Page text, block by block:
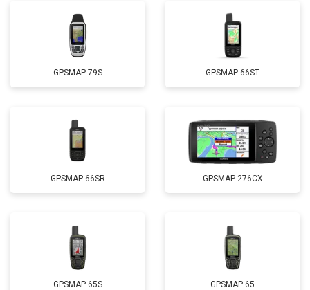
GPSMAP 79S GPSMAP 66ST
GPSMAP 66SR GPSMAP 276CX
GPSMAP 65S GPSMAP 65